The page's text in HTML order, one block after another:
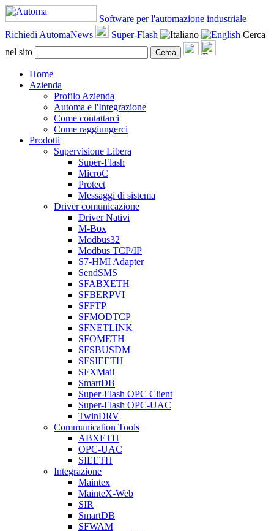
Software per l'automazione industriale
Richiedi AutomaNews
Super-Flash
Cerca
nel sito
Cerca
Home
Azienda
Profilo Azienda
Automa e l'Integrazione
Come contattarci
Come raggiungerci
Prodotti
Supervisione Libera
Super-Flash
MicroC
Protect
Messaggi di sistema
Driver comunicazione
Driver Nativi
M-Box
Modbus32
Modbus TCP/IP
S7-HMI Adapter
SendSMS
SFABXETH
SFBERPVI
SFFTP
SFMODTCP
SFNETLINK
SFOMETH
SFSBUSDM
SFSIEETH
SFXMail
SmartDB
Super-Flash OPC Client
Super-Flash OPC-UAC
TwinDRV
Communication Tools
ABXETH
OPC-UAC
SIEETH
Integrazione
Maintex
MainteX-Web
SIR
SmartDB
SFWAM